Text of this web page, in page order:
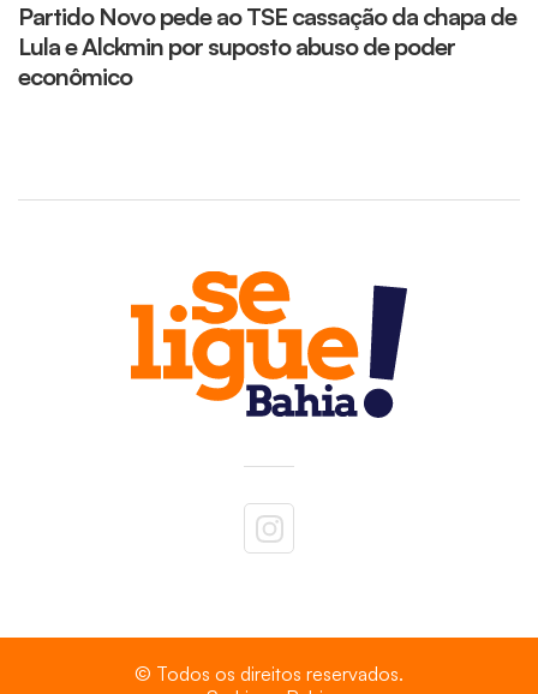
Partido Novo pede ao TSE cassação da chapa de
Lula e Alckmin por suposto abuso de poder
econômico
© Todos os direitos reservados.